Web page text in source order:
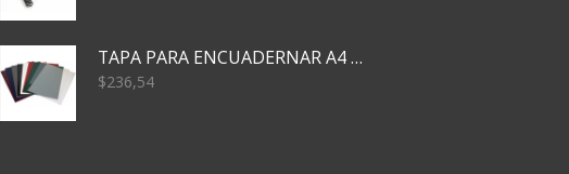
TAPA PARA ENCUADERNAR A4 TRANSP x50x500
$236,54